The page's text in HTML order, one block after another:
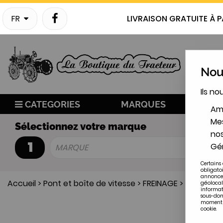
FR LIVRAISON GRATUITE À
CATEGORIES MARQUES
Sélectionnez votre marque
1 MARQUE
Accueil > Pont et boîte de vitesse > FREINAGE >
Ils
Certains
sous-
moment
cookie.